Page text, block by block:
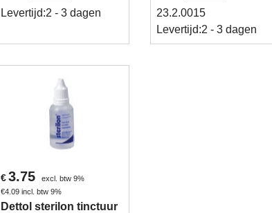
Levertijd:2 - 3 dagen
23.2.0015
Levertijd:2 - 3 dagen
€3.75
excl. btw 9%
€4.09 incl. btw 9%
Dettol sterilon tinctuur